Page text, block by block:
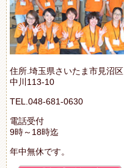
住所.埼玉県さいたま市見沼区
中川113-10
TEL.048-681-0630
電話受付
9時～18時迄
年中無休です。